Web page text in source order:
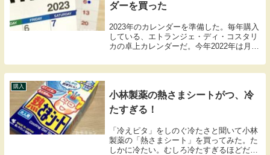
ダーを買った
2023年のカレンダーを準備した。毎年購入
している、エトランジェ・ディ・コスタリ
カの卓上カレンダーだ。今年2022年は月曜
とつ慣れることができなかったので、来年
用は従来通り、日曜始まりのものに戻し
購入
小林製薬の熱さまシートがつ、冷
たすぎる！
「冷えピタ」をしのぐ冷たさと聞いて小林
製薬の「熱さまシート」を買ってみた。た
しかに冷たい。むしろ冷たすぎるほどだ。